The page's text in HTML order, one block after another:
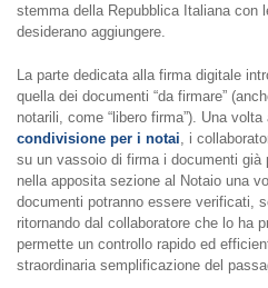
stemma della Repubblica Italiana con
desiderano aggiungere.
La parte dedicata alla firma digitale
quella dei documenti “da firmare”
notarili, come “libero firma”). Una
condivisione per i notai , i
su un vassoio di firma i documenti già
nella apposita sezione al Notaio una
documenti potranno essere verificati,
ritornando dal collaboratore che lo ha
permette un controllo rapido ed
straordinaria semplificazione del